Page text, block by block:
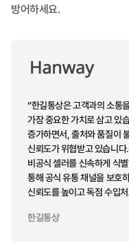
방어하세요.
“한길통상은 고객과의 소통
가장 중요한 가치로 삼고 있
증가하면서, 출처와 품질이
신뢰도가 위협받고 있습니
비공식 셀러를 신속하게 식
통해 공식 유통 채널을 보호
신뢰도를 높이고독점 수입
한길통상